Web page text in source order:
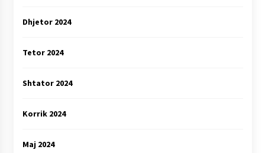
Dhjetor 2024
Tetor 2024
Shtator 2024
Korrik 2024
Maj 2024